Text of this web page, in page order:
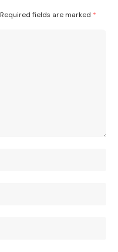
Required fields are marked *